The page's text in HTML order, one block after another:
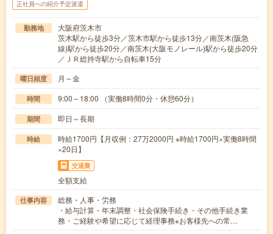
正社員への紹介予定派遣
勤務地
大阪府茨木市
茨木駅から徒歩3分／茨木市駅から徒歩13分／南茨木(阪急
線)駅から徒歩20分／南茨木(大阪モノレール)駅から徒歩20分
／ＪＲ総持寺駅から自転車15分
曜日頻度 月～金
時間 9:00～18:00 （実働8時間0分・休憩60分）
期間 即日～長期
時給
時給1700円【月収例：27万2000円 ※時給1700円×実働8時間
×20日】
交通費
全額支給
仕事内容
総務・人事・労務
・給与計算・年末調整・社会保険手続き・その他手続き業
務・ご経験や希望に応じて経理事務※お客様先への常…